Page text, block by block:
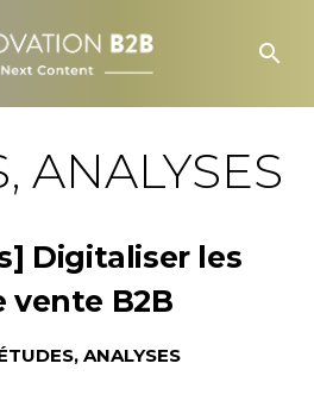
search
ANALYSES
Digitaliser les
vente B2B
ANALYSES